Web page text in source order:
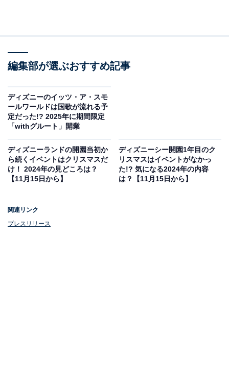
ディズニーランドでは1日1回で約25分間、華やかなフロ
ートのパレードを開催。ディズニーシーでは1日2回で約
乗ったキャラクターたちが登場します。どちらもお見逃
しなく！
編集部が選ぶおすすめ記事
ディズニーのイッツ・ア・スモ
ールワールドは国歌が流れる予
定だった!? 2025年に期間限定
「withグルート」開業
ディズニーランドの開園当初か
ら続くイベントはクリスマスだ
け！ 2024年の見どころは？
【11月15日から】
ディズニーシー開園1年目のク
リスマスはイベントがなかっ
た!? 気になる2024年の内容
は？【11月15日から】
関連リンク
プレスリリース